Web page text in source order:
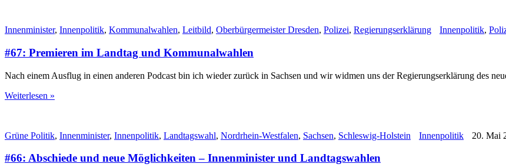
Innenminister, Innenpolitik, Kommunalwahlen, Leitbild, Oberbürgermeister Dresden, Polizei, Regierungserklärung Innenpolitik,
#67: Premieren im Landtag und Kommunalwahlen
Nach einem Ausflug in einen anderen Podcast bin ich wieder zurück in Sachsen und wir widmen uns der Regierungserklärung des
Weiterlesen »
Grüne Politik, Innenminister, Innenpolitik, Landtagswahl, Nordrhein-Westfalen, Sachsen, Schleswig-Holstein Innenpolitik 20. Mai
#66: Abschiede und neue Möglichkeiten – Innenminister und Landtagswahlen